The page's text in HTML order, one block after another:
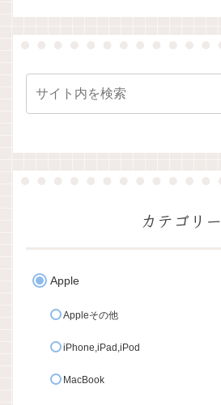
カテゴリー
Apple
Appleその他
iPhone,iPad,iPod
MacBook